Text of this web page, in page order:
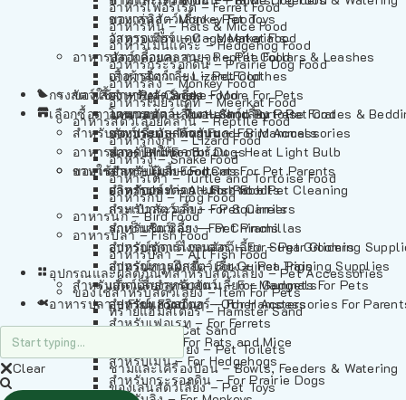
อาหารเฟอร์เร็ต – Ferret Food
อาหารหนู – Rats & Mice Food
อาหารเม่นแคระ – Hedgehog Food
อาหารกระรอกดิน – Prairie Dog Food
อาหารลิง – Monkey Food
อาหารเมียร์แคท – Meerkat Food
อาหารสัตว์เลี้อยคลาน – Reptile Food
อาหารกิ้งก่า – Lizard Food
อาหารงู – Snake Food
อาหารเต่า – Turtle and Tortoise Food
อาหารกบ – Frog Food
อาหารนก – Bird Food
อาหารปลา – Fish Food
อาหารปลา – All Fish Food
อุปกรณและผลิตภัณฑ์สำหรับสัตว์เลี้ยง – Pet Accessories
ของใช้สำหรับสัตว์เลี้ยง – Item For Pets
ทรายแฮมสเตอร์ – Hamster Sand
ทรายแมว – Cat Sand
ห้องน้ำสัตว์เลี้ยง – Pet Toilets
ชามและเครื่องป้อน – Bowls, Feeders & Watering
ของเล่นสัตว์เลี้ยง – Pet Toys
อาหารลิง – Monkey Food
อาหารเมียร์แคท – Meerkat Food
อาหารสัตว์เลี้อยคลาน – Reptile Food
อาหารกิ้งก่า – Lizard Food
อาหารงู – Snake Food
อาหารเต่า – Turtle and Tortoise Food
อาหารกบ – Frog Food
อาหารนก – Bird Food
อาหารปลา – Fish Food
อาหารปลา – All Fish Food
ของเล่นสัตว์เลี้ยง – Pet Toys
วัสดุรองกรง – Cage Materials
ปลอกคอและสายจูง – Pet Collars & Leashes
เสื้อผ้าสัตว์เลี้ยง – Pet Clothes
ของใช้สำหรับสัตว์เลี้ยง – More For Pets
โดมนอนและที่นอนสัตว์เลี้ยง – Pet Crates &
ของประดับสำหรับนก – Bird Accessories
หลอดไฟให้ความร้อน – Heat Light Bulb
ของใช้สำหรับผู้เลี้ยง – Items For Pet Parents
ผลิตภัณฑ์ทำความสะอาด – Pet Cleaning
กระเป๋าสัตว์เลี้ยง – Pet Carriers
รถเข็นสัตว์เลี้ยง – Pet Prams
อุปกรณ์ตัดแต่งขนสัตว์เลี้ยง – Pet Grooming
อุปกรณ์การฝึกสัตว์เลี้ยง – Pet Training Supplies
แก็ดเจ็ตสำหรับสัตว์เลี้ยง – Gadgets For Pets
อุปกรณ์เสริมอื่นๆ – Other Accessories For
กรงสัตว์เลี้ยง – Pet Cages
เลือกซื้อตามหมวดสัตว์เลี้ยง – Shop By Pet
สำหรับสัตว์เลี้ยงลูกด้วยนม – For Mammals
สำหรับสุนัข – For Dogs
สำหรับแมว – For Cats
สำหรับกระต่าย – For Rabbits
สำหรับกระรอก – For Squirrels
สำหรับชินชิล่า – For Chinchillas
สำหรับชูการ์ไกลเดอร์ – For Sugar Gliders
สำหรับหนูแกสบี้ – For Guinea Pigs
สำหรับสัตว์เลี้ยงลูกด้วยนม – For Mammals
สำหรับแฮมสเตอร์ – For Hamsters
สำหรับเฟอเรท – For Ferrets
สำหรับหนู – For Rats and Mice
สำหรับเม่น – For Hedgehogs
สำหรับกระรอกดิน – For Prairie Dogs
อาหารปลา – Fish Food
Clear